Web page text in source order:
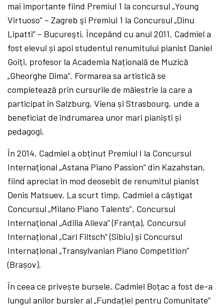
mai importante fiind Premiul 1 la concursul „Young
Virtuoso” – Zagreb şi Premiul 1 la Concursul „Dinu
Lipatti” – Bucureşti. Începând cu anul 2011, Cadmiel a
fost elevul și apoi studentul renumitului pianist Daniel
Goiţi, profesor la Academia Națională de Muzică
„Gheorghe Dima”. Formarea sa artistică se
completează prin cursurile de măiestrie la care a
participat în Salzburg, Viena și Strasbourg, unde a
beneficiat de îndrumarea unor mari pianiști și
pedagogi.
În 2014, Cadmiel a obținut Premiul I la Concursul
Internaţional „Astana Piano Passion” din Kazahstan,
fiind apreciat în mod deosebit de renumitul pianist
Denis Matsuev. La scurt timp, Cadmiel a câștigat
Concursul „Milano Piano Talents”, Concursul
Internaţional „Adilia Alieva” (Franţa), Concursul
Internațional „Carl Filtsch” (Sibiu) și Concursul
Internațional „Transylvanian Piano Competition”
(Brașov).
În ceea ce privește bursele, Cadmiel Boțac a fost de-a
lungul anilor bursier al „Fundației pentru Comunitate”